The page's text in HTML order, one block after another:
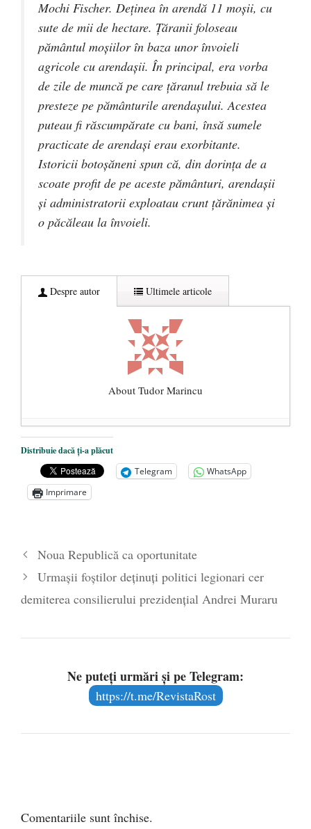
Mochi Fischer. Deţinea în arendă 11 moşii, cu
sute de mii de hectare. Ţăranii foloseau
pământul moşiilor în baza unor învoieli
agricole cu arendaşii. În principal, era vorba
de zile de muncă pe care ţăranul trebuia să le
presteze pe pământurile arendaşului. Acestea
puteau fi răscumpărate cu bani, însă sumele
practicate de arendaşi erau exorbitante.
Istoricii botoşăneni spun că, din dorinţa de a
scoate profit de pe aceste pământuri, arendaşii
şi administratorii exploatau crunt ţărănimea şi
o păcăleau la învoieli.
Despre autor Ultimele articole
About Tudor Marincu
De ce propaganda LGBT nu-și are locul în
unitățile de învățământ
- 17 iunie 2020
Anarhia din SUA e opera stângii radicale
2 iunie 2020
mai 2020
Distribuie dacă ți-a plăcut
Telegram
WhatsApp
Imprimare
Noua Republică ca oportunitate
Urmaşii foştilor deţinuţi politici legionari cer
demiterea consilierului prezidenţial Andrei Muraru
Ne puteți urmări și pe Telegram:
https://t.me/RevistaRost
Comentariile sunt închise.